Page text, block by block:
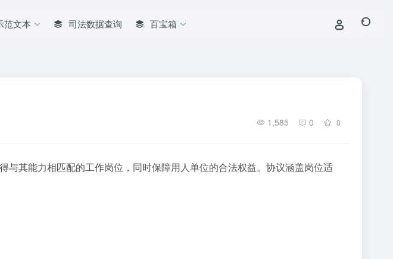
范文本 司法数据查询 百宝箱
1,585 0 0
与其能力相匹配的工作岗位，同时保障用人单位的合法权益。协议涵盖岗位适